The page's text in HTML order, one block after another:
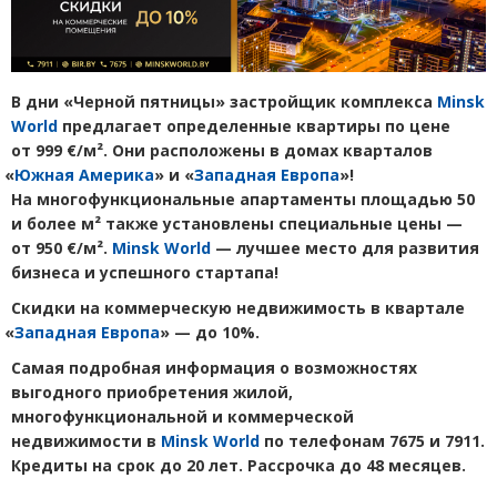
В дни «Черной пятницы» застройщик комплекса Minsk
World предлагает определенные квартиры по цене
от 999 €/м². Они расположены в домах кварталов
«Южная Америка» и «Западная Европа»!
На многофункциональные апартаменты площадью 50
и более м² также установлены специальные цены —
от 950 €/м². Minsk World — лучшее место для развития
бизнеса и успешного стартапа!
Скидки на коммерческую недвижимость в квартале
«Западная Европа» — до 10%.
Самая подробная информация о возможностях
выгодного приобретения жилой,
многофункциональной и коммерческой
недвижимости в Minsk World по телефонам 7675 и 7911.
Кредиты на срок до 20 лет. Рассрочка до 48 месяцев.